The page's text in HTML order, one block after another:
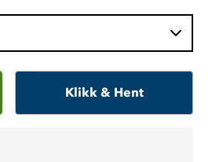
Klikk & Hent